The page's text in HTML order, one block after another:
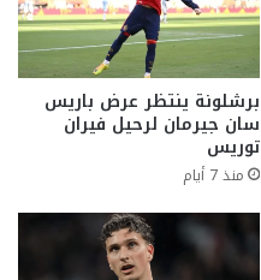
برشلونة ينتظر عرض باريس
سان جيرمان لرحيل فيران
توريس
منذ 7 أيام